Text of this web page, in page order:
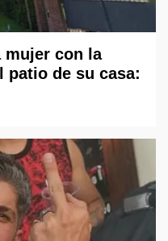
mujer con la
patio de su casa: